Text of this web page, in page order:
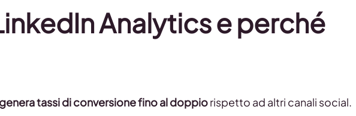
Analytics e perché
genera tassi di conversione fino al doppiorispetto ad altri canali social.